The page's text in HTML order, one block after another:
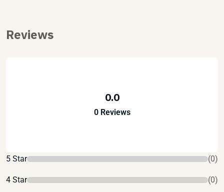
Reviews
0.0
0 Reviews
5 Star (0)
4 Star (0)